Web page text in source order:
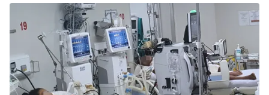
THỜI BÁO VTV
Theo dõi báo trên